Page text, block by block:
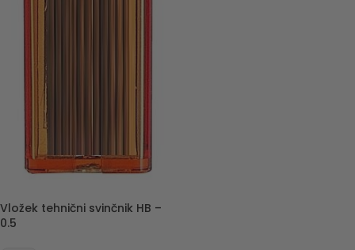
Vložek tehnični svinčnik HB –
0.5